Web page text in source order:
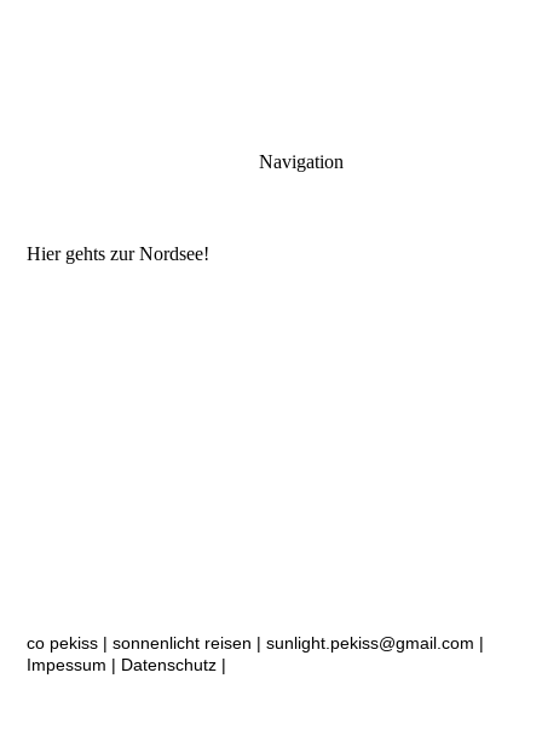
Navigation
Hier gehts zur Nordsee!
co pekiss | sonnenlicht reisen | sunlight.pekiss@gmail.com |
Impessum | Datenschutz |